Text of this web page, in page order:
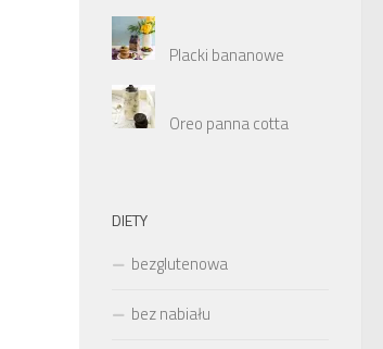
Placki bananowe
Oreo panna cotta
DIETY
bezglutenowa
bez nabiału